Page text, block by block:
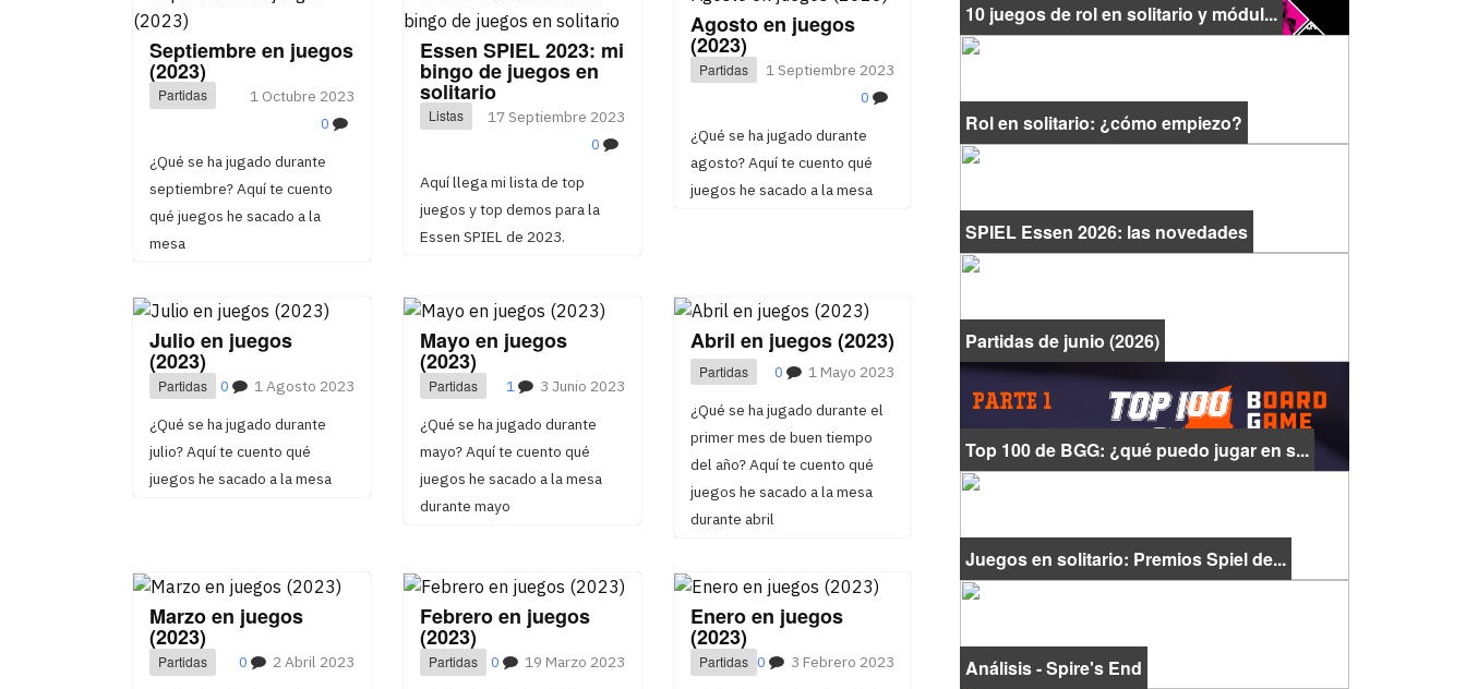
Septiembre en juegos
(2023)
Partidas
1 Octubre 2023
0
¿Qué se ha jugado durante
septiembre? Aquí te cuento
qué juegos he sacado a la
mesa
Essen SPIEL 2023: mi
bingo de juegos en
solitario
Listas
17 Septiembre 2023
0
Aquí llega mi lista de top
juegos y top demos para la
Essen SPIEL de 2023.
Agosto en juegos
(2023)
Partidas
1 Septiembre 2023
0
¿Qué se ha jugado durante
agosto? Aquí te cuento qué
juegos he sacado a la mesa
Julio en juegos
(2023)
Partidas 1 Agosto 2023
0
¿Qué se ha jugado durante
julio? Aquí te cuento qué
juegos he sacado a la mesa
Mayo en juegos
(2023)
Partidas 3 Junio 2023
1
¿Qué se ha jugado durante
mayo? Aquí te cuento qué
juegos he sacado a la mesa
durante mayo
Abril en juegos (2023)
Partidas 1 Mayo 2023
0
¿Qué se ha jugado durante el
primer mes de buen tiempo
del año? Aquí te cuento qué
juegos he sacado a la mesa
durante abril
Marzo en juegos
(2023)
Partidas 2 Abril 2023
0
Febrero en juegos
(2023)
Partidas 19 Marzo 2023
0
Enero en juegos
(2023)
Partidas 3 Febrero 2023
0
10 juegos de rol en solitario y módul...
Rol en solitario: ¿cómo empiezo?
SPIEL Essen 2026: las novedades
Partidas de junio (2026)
Top 100 de BGG: ¿qué puedo jugar en s...
Juegos en solitario: Premios Spiel de...
Análisis - Spire's End